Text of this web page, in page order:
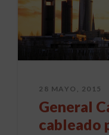
28 MAYO, 2015
General
cableado